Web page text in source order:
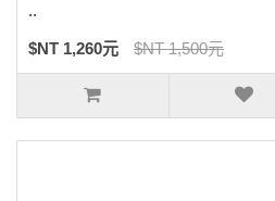
..
$NT 1,260元 $NT 1,500元